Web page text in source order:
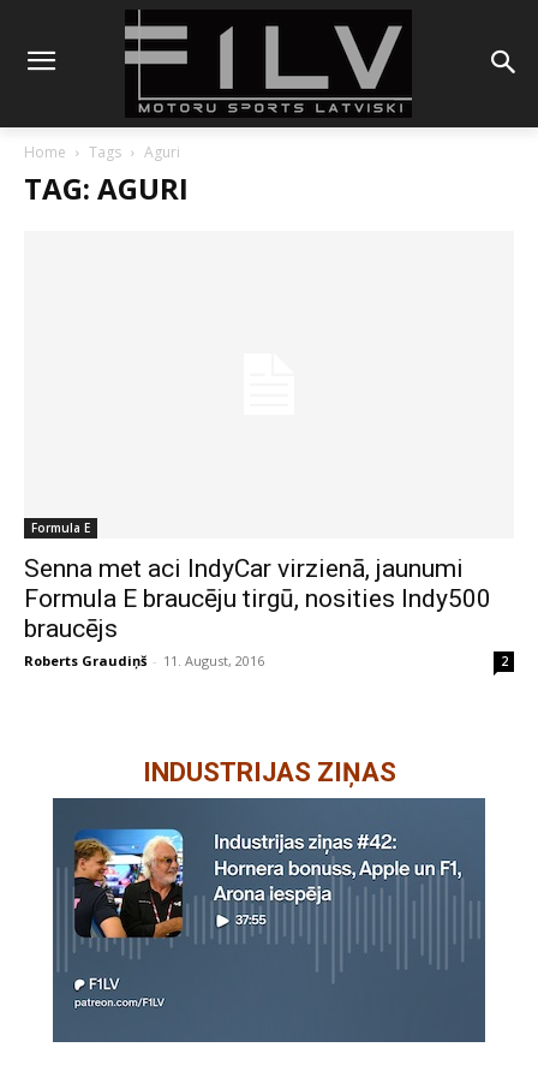
Home Tags Aguri
TAG: AGURI
Formula E
Senna met aci IndyCar virzienā, jaunumi
Formula E braucēju tirgū, nosities Indy500
braucējs
Roberts Graudiņš - 11. August, 2016 2
INDUSTRIJAS ZIŅAS